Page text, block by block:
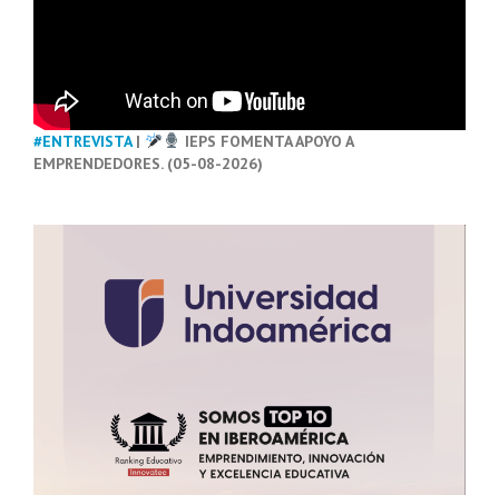
#ENTREVISTA|
IEPS FOMENTA APOYO A
EMPRENDEDORES. (05-08-2026)